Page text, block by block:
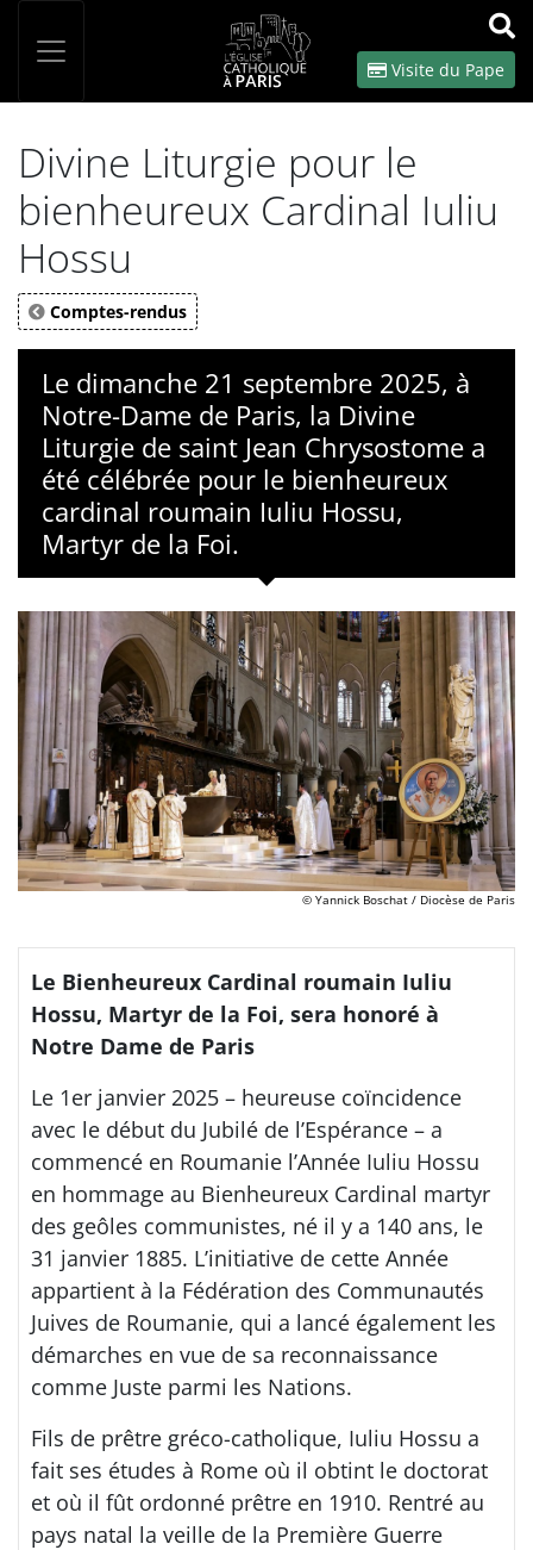
OK
Visite du Pape
Divine Liturgie pour le
bienheureux Cardinal Iuliu
Hossu
Comptes-rendus
Le dimanche 21 septembre 2025, à
Notre-Dame de Paris, la Divine
Liturgie de saint Jean Chrysostome a
été célébrée pour le bienheureux
cardinal roumain Iuliu Hossu,
Martyr de la Foi.
© Yannick Boschat / Diocèse de Paris
Le Bienheureux Cardinal roumain Iuliu
Hossu, Martyr de la Foi, sera honoré à
Notre Dame de Paris
Le 1er janvier 2025 – heureuse coïncidence
avec le début du Jubilé de l’Espérance – a
commencé en Roumanie l’Année Iuliu Hossu
en hommage au Bienheureux Cardinal martyr
des geôles communistes, né il y a 140 ans, le
31 janvier 1885. L’initiative de cette Année
appartient à la Fédération des Communautés
Juives de Roumanie, qui a lancé également les
démarches en vue de sa reconnaissance
comme Juste parmi les Nations.
Fils de prêtre gréco-catholique, Iuliu Hossu a
fait ses études à Rome où il obtint le doctorat
et où il fût ordonné prêtre en 1910. Rentré au
pays natal la veille de la Première Guerre
Panneau de gestion des cookies